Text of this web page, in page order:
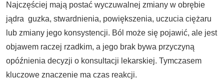
Najczęściej mają postać wyczuwalnej zmiany w obrębie
jądra guzka, stwardnienia, powiększenia, uczucia ciężaru
lub zmiany jego konsystencji. Ból może się pojawić, ale jest
objawem raczej rzadkim, a jego brak bywa przyczyną
opóźnienia decyzji o konsultacji lekarskiej. Tymczasem
kluczowe znaczenie ma czas reakcji.